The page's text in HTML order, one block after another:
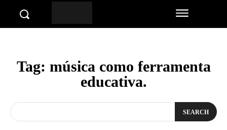
Tag: música como ferramenta
educativa.
SEARCH